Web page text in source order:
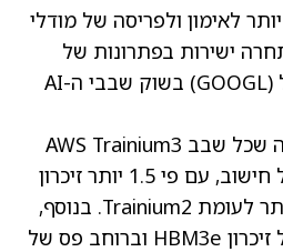
לאימון ולפריסה של מודלי
ישירות בפתרונות של
(GOOGL)
בשוק שבבי ה-AI
ענקית הטכנולוגיה חשפה שכל שבב AWS Trainium3
מספק 2.52 PFLOPs של חישוב, עם פי 1.5 יותר זיכרון
ופי 1.7 רוחב פס מהיר יותר לעומת Trainium2. בנוסף,
הוא תומך ב-144 GB של זיכרון HBM3e וברוחב פס של